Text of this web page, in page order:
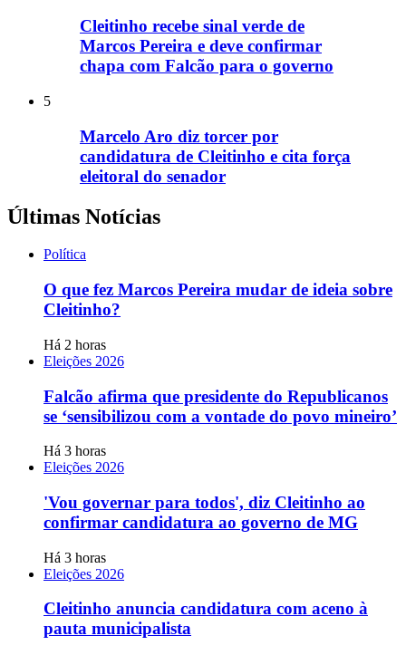
Cleitinho recebe sinal verde de
Marcos Pereira e deve confirmar
chapa com Falcão para o governo
5
Marcelo Aro diz torcer por
candidatura de Cleitinho e cita força
eleitoral do senador
Últimas Notícias
Política
O que fez Marcos Pereira mudar de ideia sobre
Cleitinho?
Há 2 horas
Eleições 2026
Falcão afirma que presidente do Republicanos
se ‘sensibilizou com a vontade do povo mineiro’
Há 3 horas
Eleições 2026
'Vou governar para todos', diz Cleitinho ao
confirmar candidatura ao governo de MG
Há 3 horas
Eleições 2026
Cleitinho anuncia candidatura com aceno à
pauta municipalista